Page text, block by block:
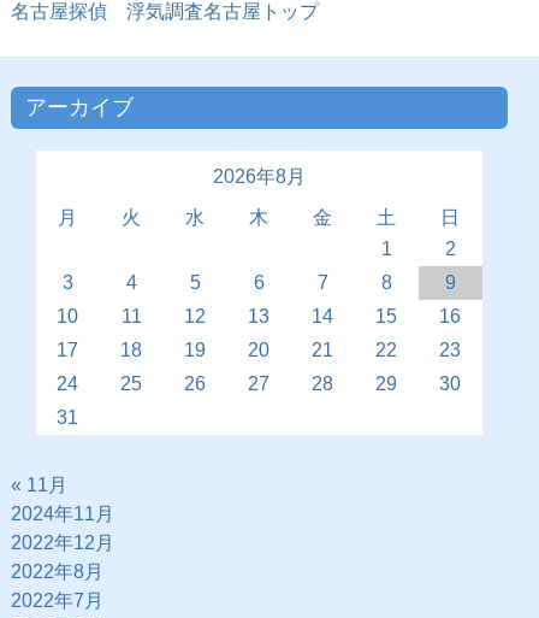
名古屋探偵 浮気調査名古屋トップ
アーカイブ
2026年8月
月
火 水 木 金 土
日
1
2
3
4 5 6 7 8
9
10
11 12 13 14 15
16
17
18 19 20 21 22
23
24
25 26 27 28 29
30
31
« 11月
2024年11月
2022年12月
2022年8月
2022年7月